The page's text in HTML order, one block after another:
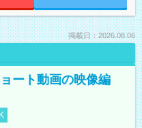
掲載日：2026.08.06
ート動画の映像編